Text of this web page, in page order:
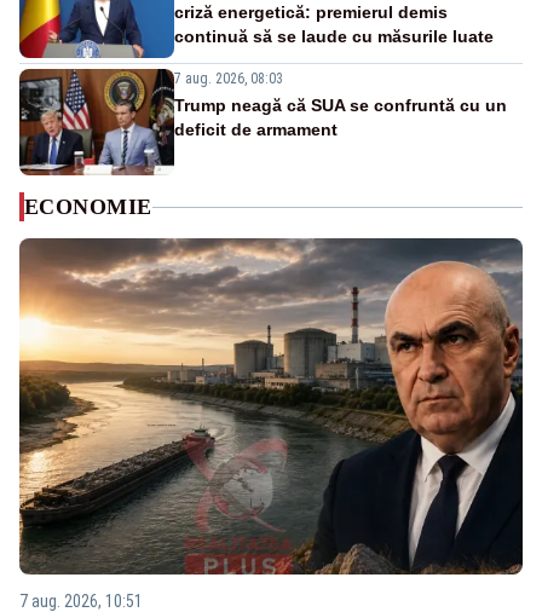
criză energetică: premierul demis
continuă să se laude cu măsurile luate
7 aug. 2026, 08:03
Trump neagă că SUA se confruntă cu un
deficit de armament
ECONOMIE
7 aug. 2026, 10:51